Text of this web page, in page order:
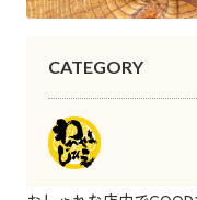
CATEGORY